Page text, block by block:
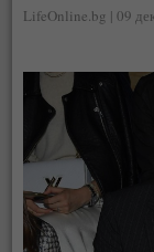
LifeOnline.bg | 09